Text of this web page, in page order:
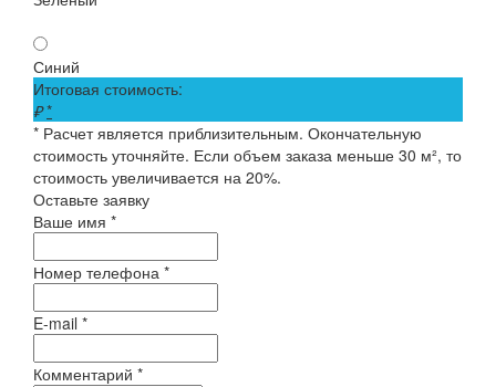
Синий
Итоговая стоимость:
₽ *
* Расчет является приблизительным. Окончательную
стоимость уточняйте. Если объем заказа меньше 30 м², то
стоимость увеличивается на 20%.
Оставьте заявку
Ваше имя *
Номер телефона *
E-mail *
Комментарий *